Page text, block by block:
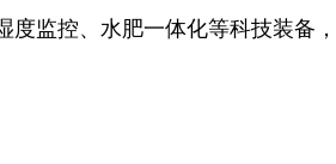
度监控、水肥一体化等科技装备 ，